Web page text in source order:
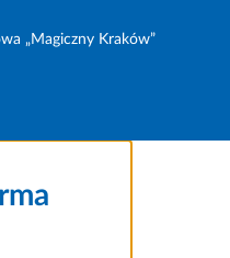
„Magiczny Kraków”